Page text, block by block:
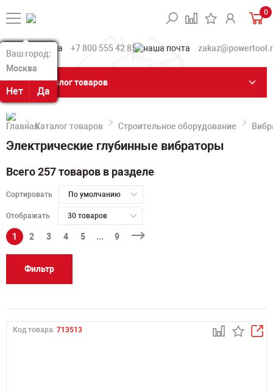
Ваш город:
Москва
Нет Да
Ваш город:
Москва
Нет Да
0
+7 800 555 42 85
Каталог товаров
Каталог товаров Строительное оборудование
Электрические глубинные вибраторы
Всего 257 товаров в разделе
Сортировать По умолчанию
Отображать 30 товаров
1 2 3 4 5 ... 9
Фильтр
Код товара: 713513